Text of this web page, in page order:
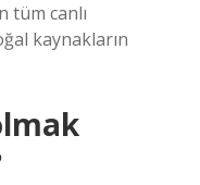
tüm canlı
kaynakların